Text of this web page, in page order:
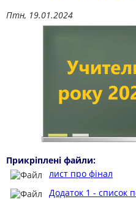
Птн, 19.01.2024
Прикріплені файли:
лист про фінал
Додаток 1 - список